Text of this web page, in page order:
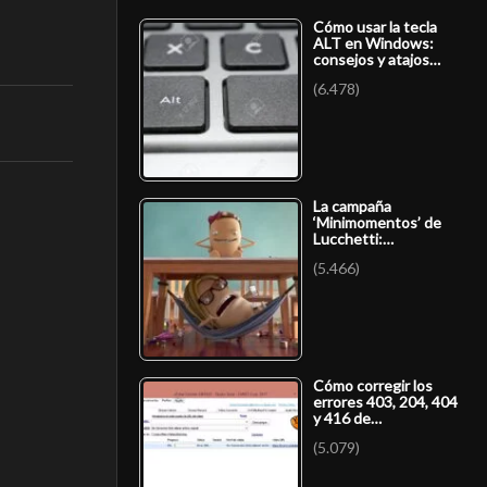
Cómo usar la tecla
ALT en Windows:
consejos y atajos…
(6.478)
La campaña
‘Minimomentos’ de
Lucchetti:…
(5.466)
Cómo corregir los
errores 403, 204, 404
y 416 de…
(5.079)